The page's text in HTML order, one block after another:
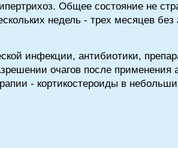
Общее состояние не
недель - трех месяцев
инфекции, антибиотики,
очагов после применения
- кортикостероиды в